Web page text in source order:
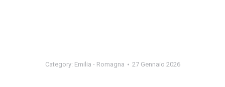
Category: Emilia - Romagna 27 Gennaio 2026